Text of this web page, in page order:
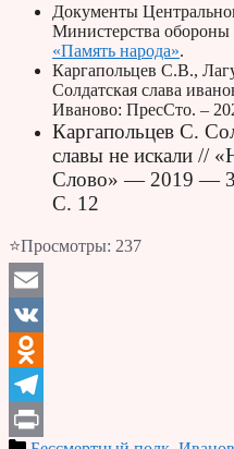
Документы
Министерства обороны
«Память народа».
Каргапольцев С.В.,
Солдатская слава
Иваново: ПресСто. –
Каргапольцев С.
славы не искали //
Слово» — 2019 —
С. 12
⭐Просмотры: 237
Email
VK
Odnoklassniki
Telegram